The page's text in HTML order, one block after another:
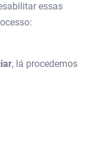
essas
, lá procedemos